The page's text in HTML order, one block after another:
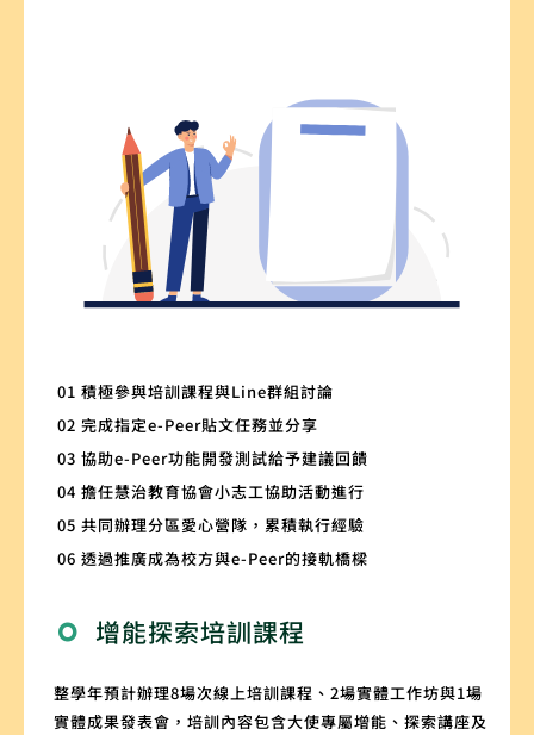
01 積極參與培訓課程與Line群組討論
02 完成指定e-Peer貼文任務並分享
03 協助e-Peer功能開發測試給予建議回饋
04 擔任慧治教育協會小志工協助活動進行
05 共同辦理分區愛心營隊，累積執行經驗
06 透過推廣成為校方與e-Peer的接軌橋樑
增能探索培訓課程
整學年預計辦理8場次線上培訓課程、2場實體工作坊與1場
實體成果發表會，培訓內容包含大使專屬增能、探索講座及